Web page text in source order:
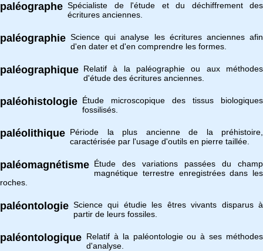
paléographe Spécialiste de l'étude et du déchiffrement des
écritures anciennes.
paléographie Science qui analyse les écritures anciennes afin
d'en dater et d'en comprendre les formes.
paléographique Relatif à la paléographie ou aux méthodes
d'étude des écritures anciennes.
paléohistologie Étude microscopique des tissus biologiques
fossilisés.
paléolithique Période la plus ancienne de la préhistoire,
caractérisée par l'usage d'outils en pierre taillée.
paléomagnétisme Étude des variations passées du champ
magnétique terrestre enregistrées dans les
roches.
paléontologie Science qui étudie les êtres vivants disparus à
partir de leurs fossiles.
paléontologique Relatif à la paléontologie ou à ses méthodes
d'analyse.